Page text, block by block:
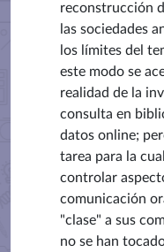
reconstrucción
las sociedades
los límites del
este modo se
realidad de la
consulta en
datos online;
tarea para la
controlar
comunicación
"clase" a sus
no se han